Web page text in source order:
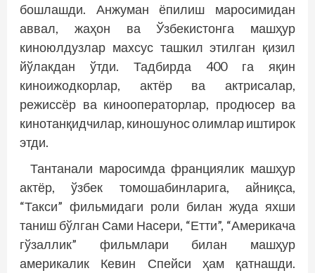
бошлашди. Анжуман ёпилиш маросимидан
аввал, жаҳон ва Ўзбекистонга машҳур
киноюлдузлар махсус ташкил этилган қизил
йўлакдан ўтди. Тадбирда 400 га яқин
киноижодкорлар, актёр ва актрисалар,
режиссёр ва кинооператорлар, продюсер ва
кинотанқидчилар, киношунос олимлар иштирок
этди.
Тантанали маросимда франциялик машҳур
актёр, ўзбек томошабинларига, айниқса,
“Такси” фильмидаги роли билан жуда яхши
таниш бўлган Сами Насери, “Етти”, “Америкача
гўзаллик” фильмлари билан машҳур
америкалик Кевин Спейси ҳам қатнаш­­ди.